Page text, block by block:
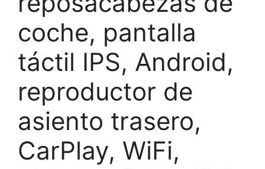
coche, pantalla
táctil IPS, Android,
reproductor de
asiento trasero,
CarPlay, WiFi,